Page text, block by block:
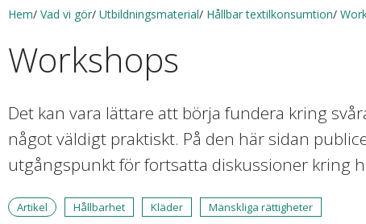
Hem Vad vi gör Utbildningsmaterial Hållbar textilkonsumtion
Workshops
Det kan vara lättare att börja fundera kring
något väldigt praktiskt. På den här sidan
utgångspunkt för fortsatta diskussioner kring
Artikel Hållbarhet Kläder Mänskliga rättigheter